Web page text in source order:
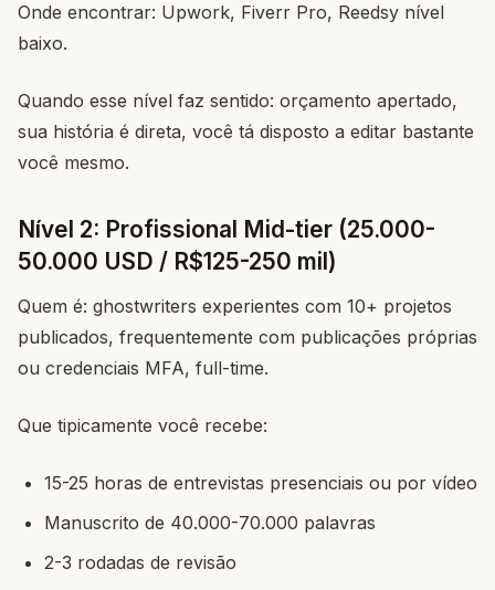
Onde encontrar: Upwork, Fiverr Pro, Reedsy nível
baixo.
Quando esse nível faz sentido: orçamento apertado,
sua história é direta, você tá disposto a editar bastante
você mesmo.
Nível 2: Profissional Mid-tier (25.000-
50.000 USD / R$125-250 mil)
Quem é: ghostwriters experientes com 10+ projetos
publicados, frequentemente com publicações próprias
ou credenciais MFA, full-time.
Que tipicamente você recebe:
15-25 horas de entrevistas presenciais ou por vídeo
Manuscrito de 40.000-70.000 palavras
2-3 rodadas de revisão